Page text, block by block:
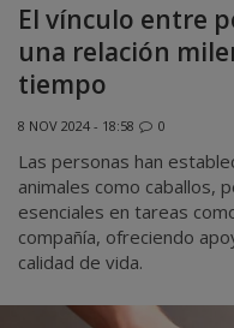
El vínculo entre
una relación
tiempo
8 NOV 2024 - 18:58 0
Las personas han
animales como caballos,
esenciales en tareas
compañía, ofreciendo
calidad de vida.